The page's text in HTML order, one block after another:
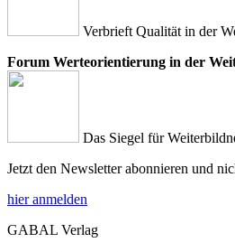
Verbrieft Qualität in der
Forum Werteorientierung in der
Das Siegel für
Jetzt den Newsletter abonnieren und
hier anmelden
GABAL Verlag